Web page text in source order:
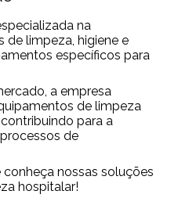
na
limpeza, higiene e
específicos para
a empresa
de limpeza
para a
de
nossas soluções
hospitalar!